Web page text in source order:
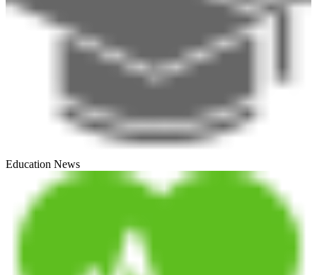
Education News